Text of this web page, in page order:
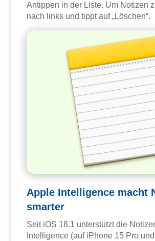
Antippen in der Liste. Um Notizen
nach links und tippt auf „Löschen“.
Apple Intelligence macht
smarter
Seit iOS 18.1 unterstützt die
Intelligence (auf iPhone 15 Pro